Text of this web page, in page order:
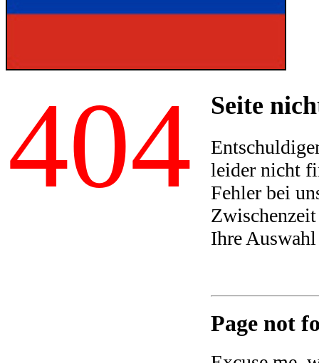
404 Seite
leider nicht
Fehler bei
Ihre
Page not